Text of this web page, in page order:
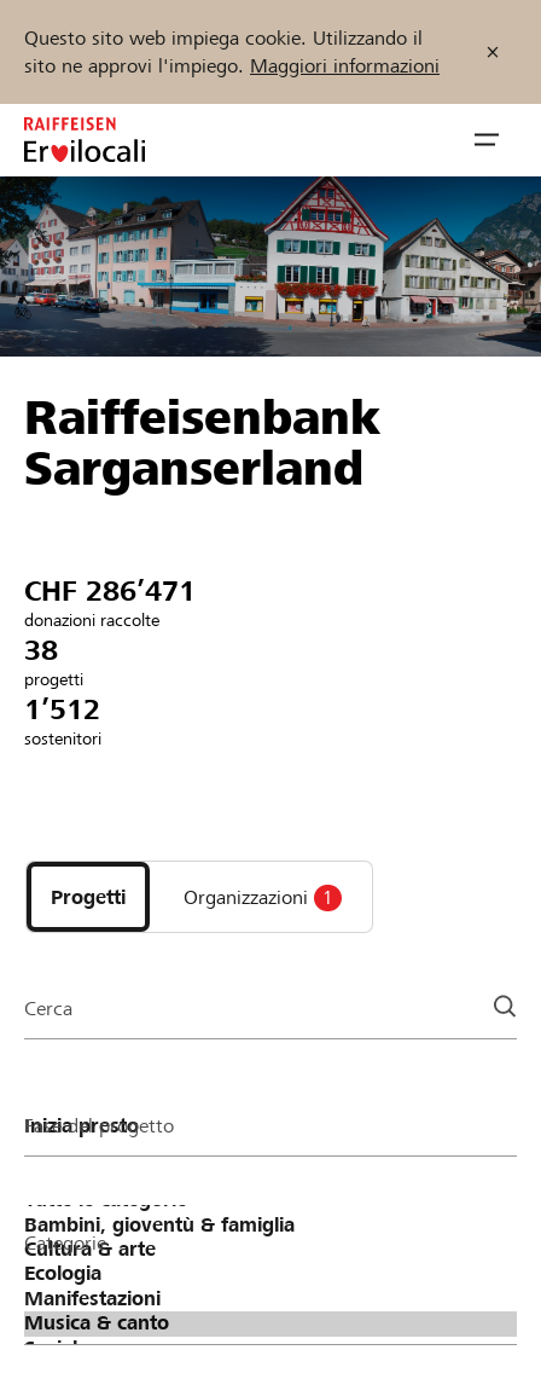
Questo sito web impiega cookie. Utilizzando il
sito ne approvi l'impiego. Maggiori informazioni
Zum
Inhalt
springen
öffnen
Sostenere
Aiuto & supporto
Collegarsi
Trova progetti e organizzazioni
Inizia ora
DE FR IT
Raiffeisenbank
Sarganserland
CHF 286’471
donazioni raccolte
38
progetti
1’512
sostenitori
i
progetti
e
della
Progetti Organizzazioni 1
Cerca
Fase del progetto
Categorie